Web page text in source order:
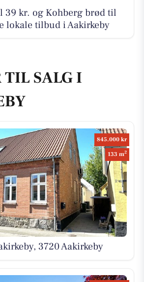
39 kr. og Kohberg brød til
lokale tilbud i Aakirkeby
TIL SALG I
845.000 kr
133 m2
3720 Aakirkeby